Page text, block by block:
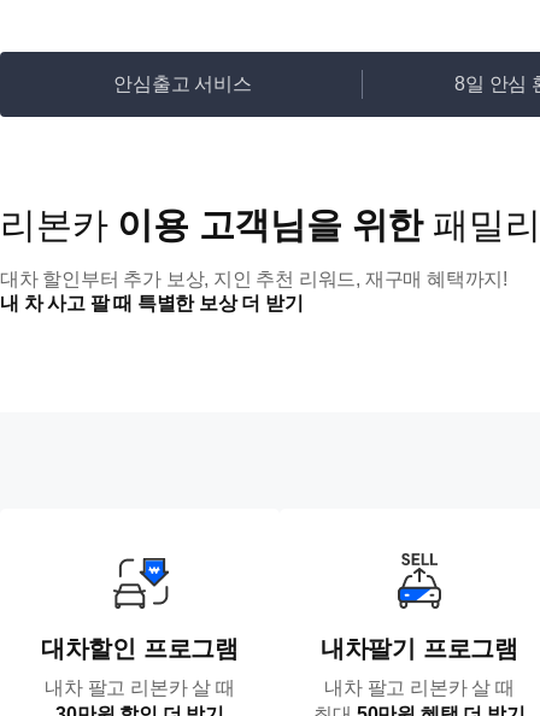
안심출고 서비스 8일 안심
리본카이용 고객님을 위한 패밀
대차 할인부터 추가 보상, 지인 추천 리워드, 재구매 혜택까지!
내 차 사고 팔 때 특별한 보상 더 받기
대차할인 프로그램
내차 팔고 리본카 살 때
내차팔기 프로그램
내차 팔고 리본카 살 때